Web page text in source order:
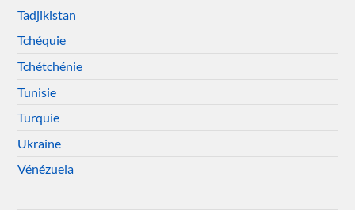
Tadjikistan
Tchéquie
Tchétchénie
Tunisie
Turquie
Ukraine
Vénézuela